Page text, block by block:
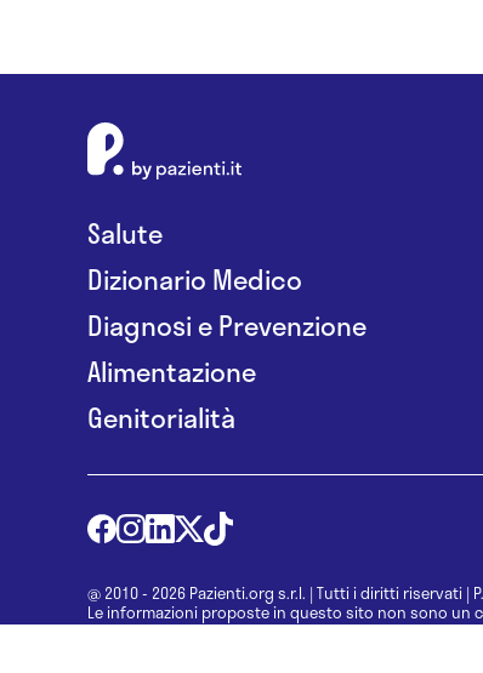
Salute
Dizionario Medico
Diagnosi e Prevenzione
Alimentazione
Genitorialità
@ 2010 - 2026 Pazienti.org s.r.l. | Tutti i diritti riservati |
Le informazioni proposte in questo sito non sono
una diagnosi formulata dal medico. Non si devono